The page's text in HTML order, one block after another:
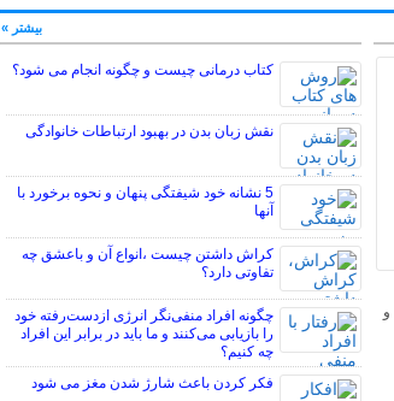
کتاب درمانی چیست و چگونه انجام می شود؟
نقش زبان بدن در بهبود ارتباطات خانوادگی
5 نشانه خود شیفتگی پنهان و نحوه برخورد با
آنها
کراش داشتن چیست ،انواع آن و باعشق چه
تفاوتی دارد؟
چگونه افراد منفی‌نگر انرژی ازدست‌رفته خود
را بازیابی می‌کنند و ما باید در برابر این افراد
چه کنیم؟
فکر کردن باعث شارژ شدن مغز می شود
بیشتر »